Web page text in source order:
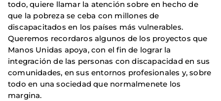
todo, quiere llamar la atención sobre en hecho de
que la pobreza se ceba con millones de
discapacitados en los países más vulnerables.
Queremos recordaros algunos de los proyectos que
Manos Unidas apoya, con el fin de lograr la
integración de las personas con discapacidad en sus
comunidades, en sus entornos profesionales y, sobre
todo en una sociedad que normalmenete los
margina.